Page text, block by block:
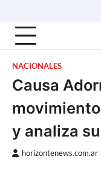
content
NACIONALES
Causa
y analiza
horizontenews.com.ar